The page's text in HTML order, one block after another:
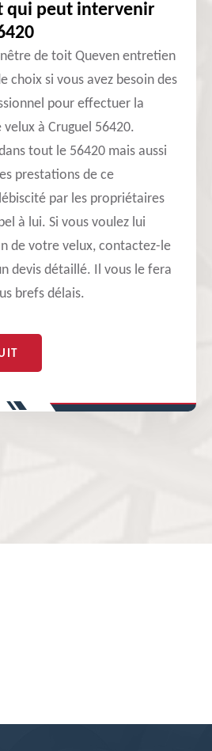
qui peut intervenir
de toit Queven entretien
choix si vous avez besoin des
pour effectuer la
à Cruguel 56420.
tout le 56420 mais aussi
prestations de ce
par les propriétaires
à lui. Si vous voulez lui
de votre velux, contactez-le
devis détaillé. Il vous le fera
brefs délais.